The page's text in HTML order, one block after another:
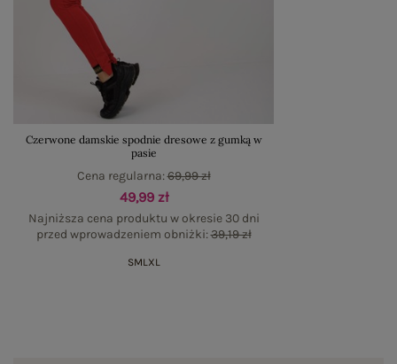
Czerwone damskie spodnie dresowe z gumką w
pasie
49,99 zł
Najniższa cena produktu w okresie 30 dni
przed wprowadzeniem obniżki:39,19 zł
Cena regularna:69,99 zł
SML XL